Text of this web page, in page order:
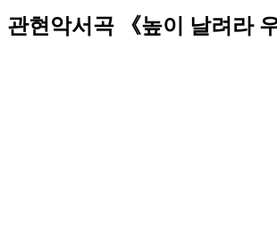
관현악서곡 《높이 날려라